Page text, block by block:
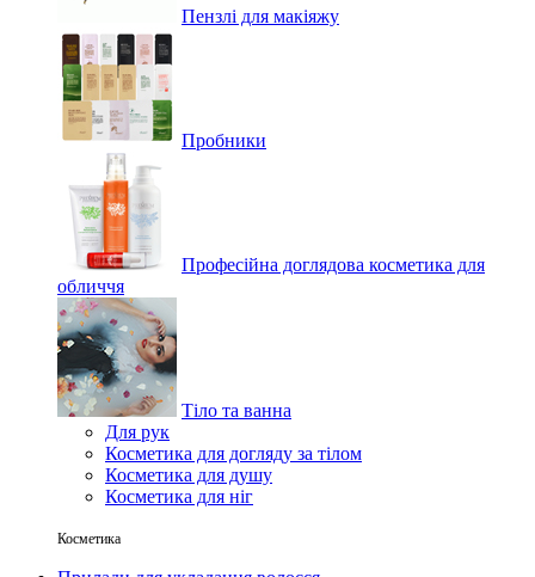
Пензлі для макіяжу
Пробники
Професійна доглядова косметика для
обличчя
Тіло та ванна
Для рук
Косметика для догляду за тілом
Косметика для душу
Косметика для ніг
Косметика